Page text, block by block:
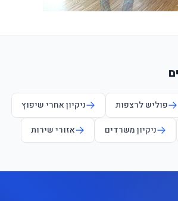
פוליש לרצפות
ניקיון אחרי שיפוץ
ניקיון משרדים אזורי שירות